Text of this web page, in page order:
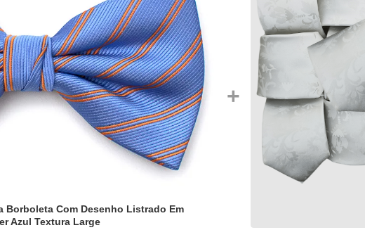
Borboleta Com Desenho Listrado Em
Azul Textura Large
+